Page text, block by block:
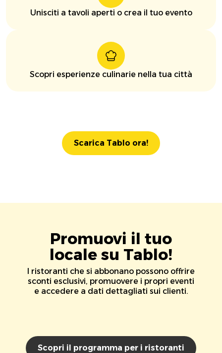
Unisciti a tavoli aperti o crea il tuo evento
Scopri esperienze culinarie nella tua città
Scarica Tablo ora!
Promuovi il tuo
locale su Tablo!
I ristoranti che si abbonano possono offrire
sconti esclusivi, promuovere i propri eventi
e accedere a dati dettagliati sui clienti.
Scopri il programma per i ristoranti